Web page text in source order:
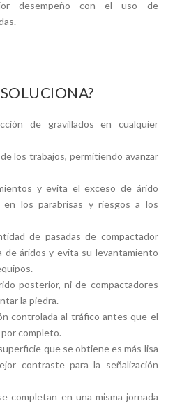
desempeño con el uso de
de gravillados en cualquier
los trabajos, permitiendo avanzar
y evita el exceso de árido
en los parabrisas y riesgos a los
de pasadas de compactador
de áridos y evita su levantamiento
posterior, ni de compactadores
la piedra.
controlada al tráfico antes que el
completo.
que se obtiene es más lisa
contraste para la señalización
completan en una misma jornada